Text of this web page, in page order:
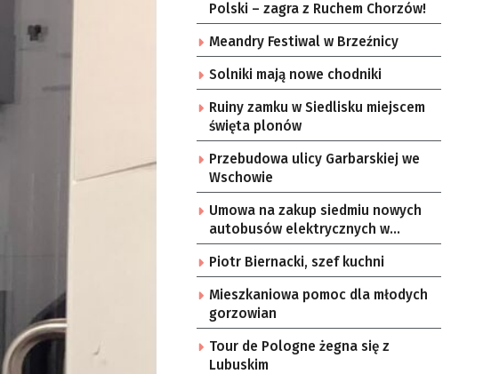
Polski – zagra z Ruchem Chorzów!
Meandry Festiwal w Brzeźnicy
Solniki mają nowe chodniki
Ruiny zamku w Siedlisku miejscem
święta plonów
Przebudowa ulicy Garbarskiej we
Wschowie
Umowa na zakup siedmiu nowych
autobusów elektrycznych w
Zielonej Górze
Piotr Biernacki, szef kuchni
Mieszkaniowa pomoc dla młodych
gorzowian
Tour de Pologne żegna się z
Lubuskim